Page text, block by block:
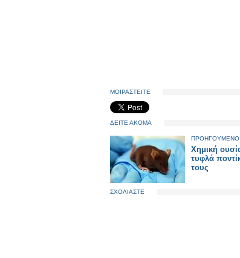
ΜΟΙΡΑΣΤΕΙΤΕ
ΔΕΙΤΕ ΑΚΟΜΑ
Χημική
τυφλά
τους
ΣΧΟΛΙΑΣΤΕ